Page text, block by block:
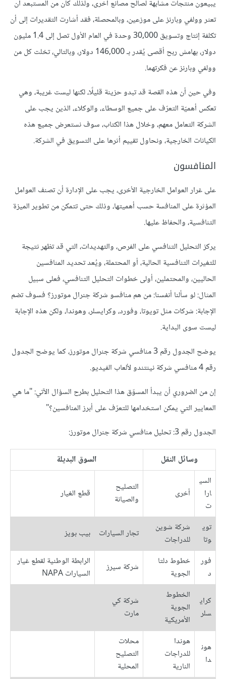
يبيعون منتجات مشابهة لصالح مصانع أخرى، ولذلك كان من المستبعد أن
تعثر وولفي وبارنز على موزعين، وبالمحصلة، فقد أشارت التقديرات إلى أن
تكلفة إنتاج وتسويق 30,000 وحدة في العام الأول تصل إلى 1.4 مليون
دولار، بهامش ربح أقصى يُقدر بـ 146,000 دولار، وبالتالي، تخلت كل من
وولفي وبارنز عن فكرتهما.
وفي حين أن هذه القصة قد تبدو حزينة قليلًا، لكنها ليست غريبة، وهي
تعكس أهميّة التعرّف على جميع الوسطاء، والوكلاء، الذين يجب على
الشركة التعامل معهم، وخلال هذا الكتاب، سوف نستعرض جميع هذه
الكيانات الخارجية، ونحاول تقييم أثرها على التسويق في الشركة.
المنافسون
على غرار العوامل الخارجية الأخرى، يجب على الإدارة أن تصنف العوامل
المؤثرة على المنافسة حسب أهميتها، وذلك حتى تتمكن من تطوير الميزة
التنافسية، والحفاظ عليها.
يركز التحليل التنافسي على الفرص، والتهديدات، التي قد تظهر نتيجة
للتغيرات التنافسية الحالية، أو المحتملة، ويُعد تحديد المنافسين
الحاليين، والمحتملين، أولى خطوات التحليل التنافسي، فعلى سبيل
المثال: لو سألنا أنفسنا: من هم منافسو شركة جنرال موتورز؟ فسوف تضم
الإجابة: شركات مثل تويوتا، وفورد، وكرايسلر، وهوندا، ولكن هذه الإجابة
ليست سوى البداية.
يوضح الجدول رقم 3 منافسي شركة جنرال موتورز، كما يوضح الجدول
رقم 4 منافسي شركة نينتندو لألعاب الفيديو.
إن من الضروري أن يبدأ المسوّق هذا التحليل بطرح السؤال الآتي: "ما هي
المعايير التي يمكن استخدامها للتعرّف على أبرز المنافسين؟"
الجدول رقم 3: تحليل منافسي شركة جنرال موتورز:
وسائل النقل
السوق البديلة
السي
ارا
ت
أخرى
التصليح
والصيانة
قطع الغيار
توي
وتا
شركة شوين
للدراجات
تجار السيارات بيب بويز
فور
د
خطوط دلتا
الجوية
شركة سيرز
الرابطة الوطنية لقطع غيار
السيارات NAPA
كراي
سلر
الخطوط
الجوية
الأمريكية
شركة كي
مارت
هون
دا
هوندا
للدراجات
النارية
محلات
التصليح
المحلية